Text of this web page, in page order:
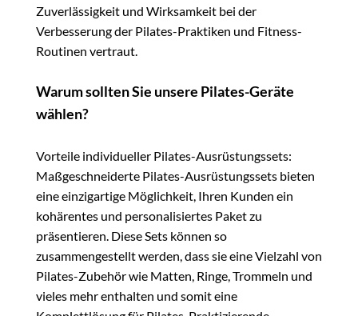
Zuverlässigkeit und Wirksamkeit bei der
Verbesserung der Pilates-Praktiken und Fitness-
Routinen vertraut.
Warum sollten Sie unsere Pilates-Geräte
wählen?
Vorteile individueller Pilates-Ausrüstungssets:
Maßgeschneiderte Pilates-Ausrüstungssets bieten
eine einzigartige Möglichkeit, Ihren Kunden ein
kohärentes und personalisiertes Paket zu
präsentieren. Diese Sets können so
zusammengestellt werden, dass sie eine Vielzahl von
Pilates-Zubehör wie Matten, Ringe, Trommeln und
vieles mehr enthalten und somit eine